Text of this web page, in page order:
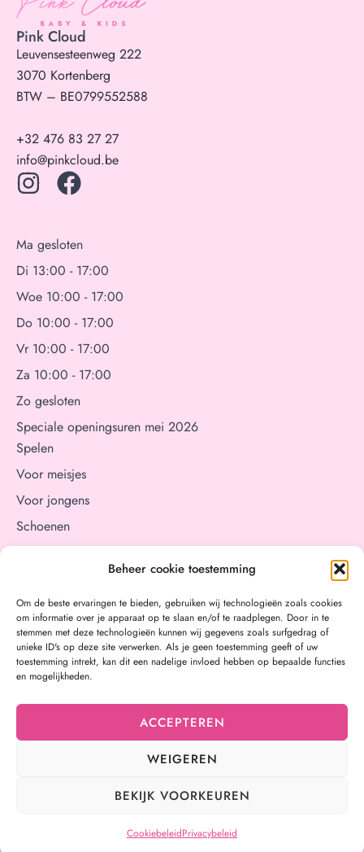
Beheer cookie toestemming
Om de beste ervaringen te bieden, gebruiken wij technologieën zoals cookies
om informatie over je apparaat op te slaan en/of te raadplegen. Door in te
stemmen met deze technologieën kunnen wij gegevens zoals surfgedrag of
unieke ID's op deze site verwerken. Als je geen toestemming geeft of uw
toestemming intrekt, kan dit een nadelige invloed hebben op bepaalde functies
en mogelijkheden.
ACCEPTEREN
WEIGEREN
BEKIJK VOORKEUREN
CookiebeleidPrivacybeleid
Pink Cloud
Leuvensesteenweg 222
3070 Kortenberg
BTW – BE0799552588
+32 476 83 27 27
info@pinkcloud.be
Ma gesloten
Di 13:00 - 17:00
Woe 10:00 - 17:00
Do 10:00 - 17:00
Vr 10:00 - 17:00
Za 10:00 - 17:00
Zo gesloten
Speciale openingsuren mei 2026
Spelen
Voor meisjes
Voor jongens
Schoenen
Aan tafel
Cadeaubon
Merken
Ons verhaal
Onze winkel
Contact
Pink Cloud- made by Webtica